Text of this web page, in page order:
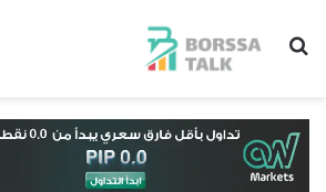
بحث عن